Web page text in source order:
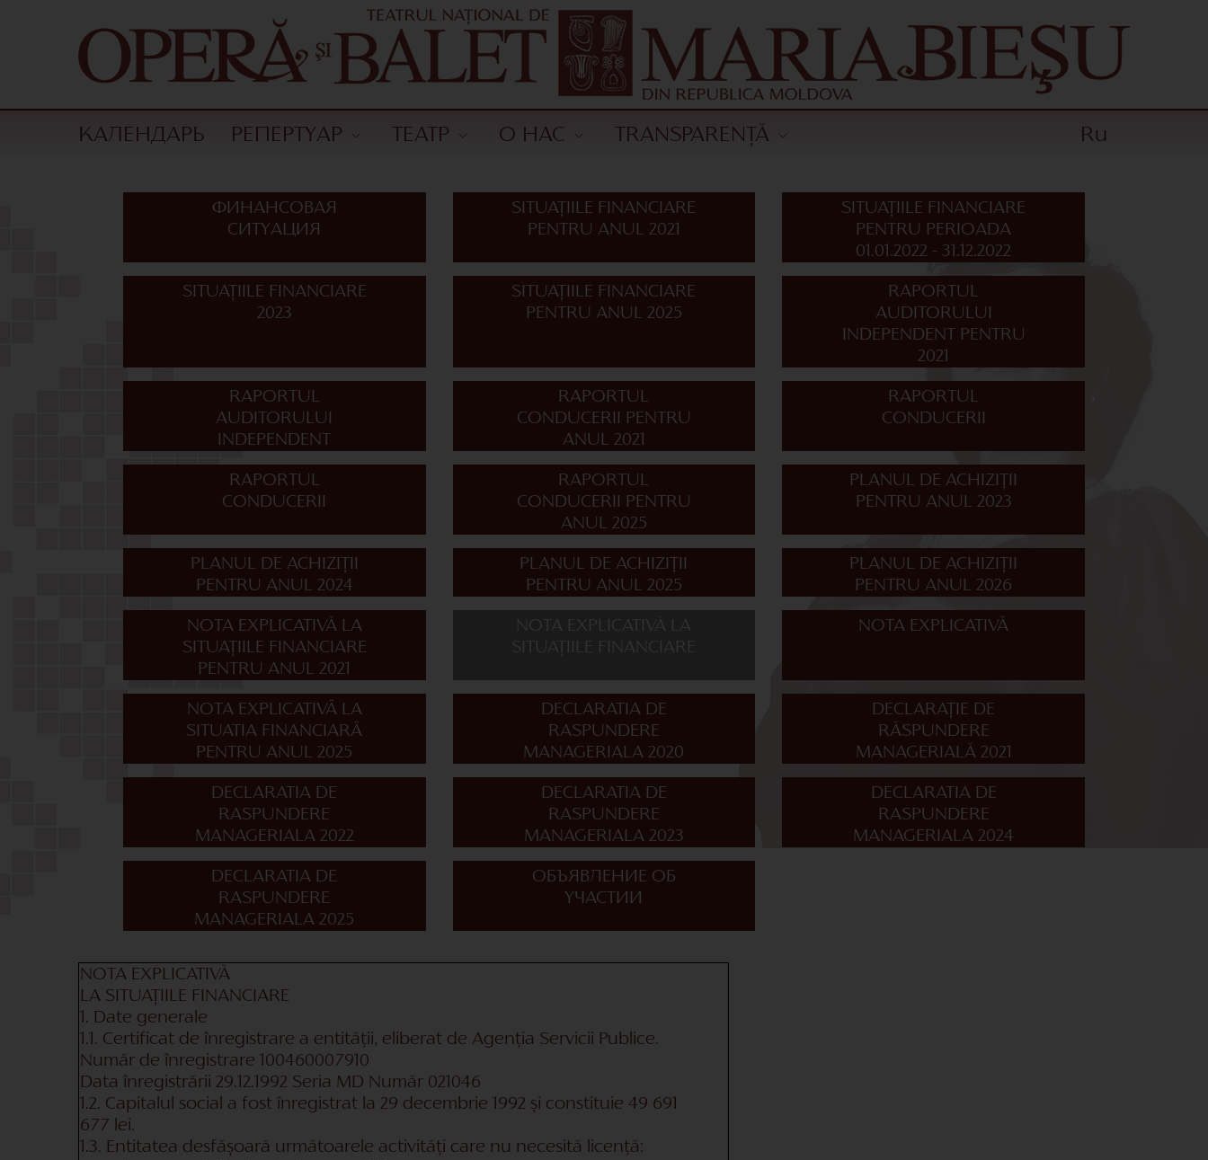
КАЛЕНДАРЬ РЕПЕРТУАР ТЕАТР О НАС TRANSPARENȚĂ Ru
ФИНАНСОВАЯ
СИТУАЦИЯ
SITUAȚIILE FINANCIARE
PENTRU ANUL 2021
SITUAȚIILE FINANCIARE
PENTRU PERIOADA
01.01.2022 - 31.12.2022
SITUAȚIILE FINANCIARE
2023
SITUAȚIILE FINANCIARE
PENTRU ANUL 2025
RAPORTUL
AUDITORULUI
INDEPENDENT PENTRU
2021
RAPORTUL
AUDITORULUI
INDEPENDENT
RAPORTUL
CONDUCERII PENTRU
ANUL 2021
RAPORTUL
CONDUCERII
RAPORTUL
CONDUCERII
RAPORTUL
CONDUCERII PENTRU
ANUL 2025
PLANUL DE ACHIZIȚII
PENTRU ANUL 2023
PLANUL DE ACHIZIȚII
PENTRU ANUL 2024
PLANUL DE ACHIZIȚII
PENTRU ANUL 2025
PLANUL DE ACHIZIȚII
PENTRU ANUL 2026
NOTA EXPLICATIVĂ LA
SITUAȚIILE FINANCIARE
PENTRU ANUL 2021
NOTA EXPLICATIVĂ LA
SITUAȚIILE FINANCIARE
NOTA EXPLICATIVĂ
NOTA EXPLICATIVÄ LA
SITUATIA FINANCIARÄ
PENTRU ANUL 2025
DECLARATIA DE
RASPUNDERE
MANAGERIALA 2020
DECLARAȚIE DE
RĂSPUNDERE
MANAGERIALĂ 2021
DECLARATIA DE
RASPUNDERE
MANAGERIALA 2022
DECLARATIA DE
RASPUNDERE
MANAGERIALA 2023
DECLARATIA DE
RASPUNDERE
MANAGERIALA 2024
DECLARATIA DE
RASPUNDERE
MANAGERIALA 2025
ОБЪЯВЛЕНИЕ ОБ
УЧАСТИИ
NOTA EXPLICATIVĂ
LA SITUAȚIILE FINANCIARE
1. Date generale
1.1. Certificat de înregistrare a entității, eliberat de Agenția Servicii Publice.
Număr de înregistrare 100460007910
Data înregistrării 29.12.1992 Seria MD Număr 021046
1.2. Capitalul social a fost înregistrat la 29 decembrie 1992 și constituie 49 691
677 lei.
1.3. Entitatea desfășoară următoarele activități care nu necesită licență: